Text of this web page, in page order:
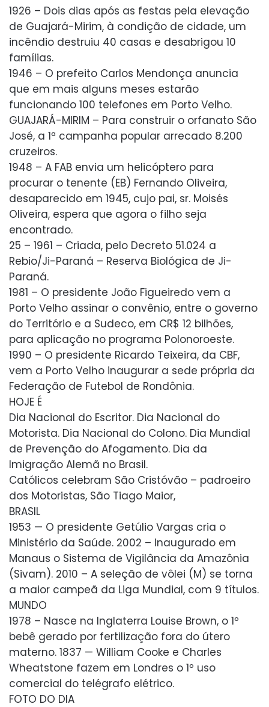
1926 – Dois dias após as festas pela elevação
de Guajará-Mirim, à condição de cidade, um
incêndio destruiu 40 casas e desabrigou 10
famílias.
1946 – O prefeito Carlos Mendonça anuncia
que em mais alguns meses estarão
funcionando 100 telefones em Porto Velho.
GUAJARÁ-MIRIM – Para construir o orfanato São
José, a 1ª campanha popular arrecado 8.200
cruzeiros.
1948 – A FAB envia um helicóptero para
procurar o tenente (EB) Fernando Oliveira,
desaparecido em 1945, cujo pai, sr. Moisés
Oliveira, espera que agora o filho seja
encontrado.
25 – 1961 – Criada, pelo Decreto 51.024 a
Rebio/Ji-Paraná – Reserva Biológica de Ji-
Paraná.
1981 – O presidente João Figueiredo vem a
Porto Velho assinar o convênio, entre o governo
do Território e a Sudeco, em CR$ 12 bilhões,
para aplicação no programa Polonoroeste.
1990 – O presidente Ricardo Teixeira, da CBF,
vem a Porto Velho inaugurar a sede própria da
Federação de Futebol de Rondônia.
HOJE É
Dia Nacional do Escritor. Dia Nacional do
Motorista. Dia Nacional do Colono. Dia Mundial
de Prevenção do Afogamento. Dia da
Imigração Alemã no Brasil.
Católicos celebram São Cristóvão – padroeiro
dos Motoristas, São Tiago Maior,
BRASIL
1953 — O presidente Getúlio Vargas cria o
Ministério da Saúde. 2002 – Inaugurado em
Manaus o Sistema de Vigilância da Amazônia
(Sivam). 2010 – A seleção de vôlei (M) se torna
a maior campeã da Liga Mundial, com 9 títulos.
MUNDO
1978 – Nasce na Inglaterra Louise Brown, o 1º
bebê gerado por fertilização fora do útero
materno. 1837 — William Cooke e Charles
Wheatstone fazem em Londres o 1º uso
comercial do telégrafo elétrico.
FOTO DO DIA